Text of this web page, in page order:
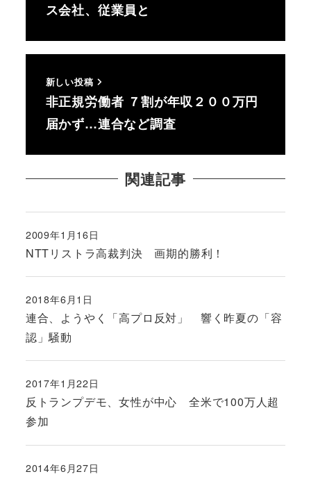
ス会社、従業員と
新しい投稿
非正規労働者 ７割が年収２００万円
届かず…連合など調査
関連記事
NTTリストラ高裁判決 画期的勝利！
投稿日
2009年1月16日
連合、ようやく「高プロ反対」 響く昨夏の「容
認」騒動
投稿日
2018年6月1日
反トランプデモ、女性が中心 全米で100万人超
参加
投稿日
2017年1月22日
投稿日
2014年6月27日